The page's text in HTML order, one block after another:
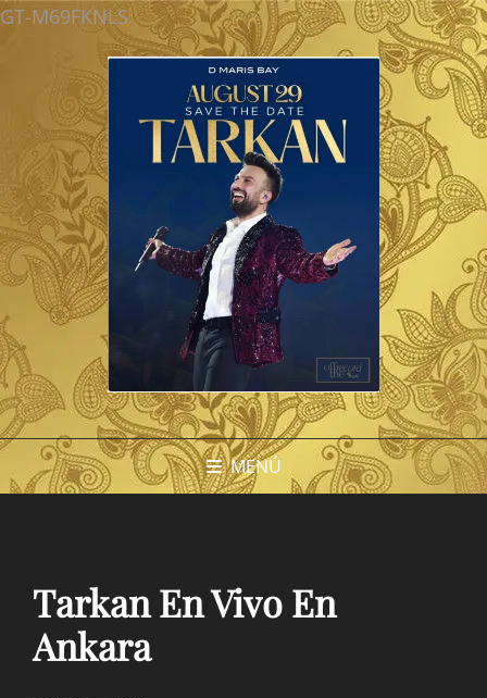
GT-M69FKNLS
MENÚ
Tarkan En Vivo En
Ankara